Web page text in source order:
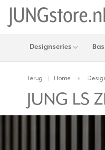
Designseries
Terug Home
JUNG